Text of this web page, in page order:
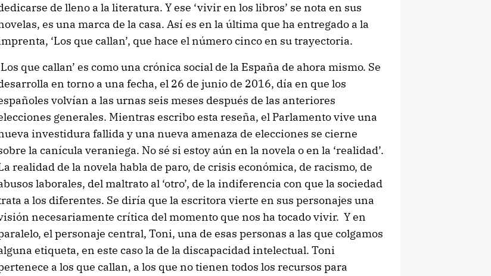
de lleno a la literatura. Y ese ‘vivir en los libros’ se nota en sus
es una marca de la casa. Así es en la última que ha entregado a la
‘Los que callan’, que hace el número cinco en su trayectoria.
que callan’ es como una crónica social de la España de ahora mismo. Se
en torno a una fecha, el 26 de junio de 2016, día en que los
volvían a las urnas seis meses después de las anteriores
generales. Mientras escribo esta reseña, el Parlamento vive una
investidura fallida y una nueva amenaza de elecciones se cierne
la canícula veraniega. No sé si estoy aún en la novela o en la ‘realidad’.
realidad de la novela habla de paro, de crisis económica, de racismo, de
laborales, del maltrato al ‘otro’, de la indiferencia con que la sociedad
a los diferentes. Se diría que la escritora vierte en sus personajes una
necesariamente crítica del momento que nos ha tocado vivir. Y en
el personaje central, Toni, una de esas personas a las que colgamos
etiqueta, en este caso la de la discapacidad intelectual. Toni
a los que callan, a los que no tienen todos los recursos para